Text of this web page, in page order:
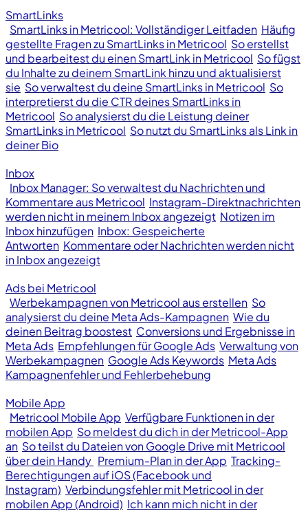
SmartLinks
SmartLinks in Metricool: Vollständiger Leitfaden Häufig
gestellte Fragen zu SmartLinks in Metricool So erstellst
und bearbeitest du einen SmartLink in Metricool So fügst
du Inhalte zu deinem SmartLink hinzu und aktualisierst
sie So verwaltest du deine SmartLinks in Metricool So
interpretierst du die CTR deines SmartLinks in
Metricool So analysierst du die Leistung deiner
SmartLinks in Metricool So nutzt du SmartLinks als Link in
deiner Bio
Inbox
Inbox Manager: So verwaltest du Nachrichten und
Kommentare aus Metricool Instagram-Direktnachrichten
werden nicht in meinem Inbox angezeigt Notizen im
Inbox hinzufügen Inbox: Gespeicherte
Antworten Kommentare oder Nachrichten werden nicht
in Inbox angezeigt
Ads bei Metricool
Werbekampagnen von Metricool aus erstellen So
analysierst du deine Meta Ads-Kampagnen Wie du
deinen Beitrag boostest Conversions und Ergebnisse in
Meta Ads Empfehlungen für Google Ads Verwaltung von
Werbekampagnen Google Ads Keywords Meta Ads
Kampagnenfehler und Fehlerbehebung
Mobile App
Metricool Mobile App Verfügbare Funktionen in der
mobilen App So meldest du dich in der Metricool-App
an So teilst du Dateien von Google Drive mit Metricool
über dein Handy Premium-Plan in der App Tracking-
Berechtigungen auf iOS (Facebook und
Instagram) Verbindungsfehler mit Metricool in der
mobilen App (Android) Ich kann mich nicht in der